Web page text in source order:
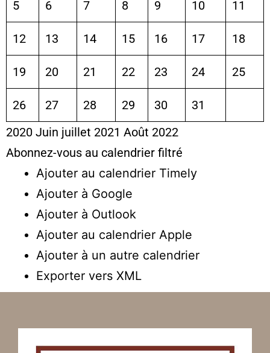
5 6 7 8 9 10 11
12 13 14 15 16 17 18
19 20 21 22 23 24 25
26 27 28 29 30
31
2020 Juin juillet 2021 Août 2022
Abonnez-vous au calendrier filtré
Ajouter au calendrier Timely
Ajouter à Google
Ajouter à Outlook
Ajouter au calendrier Apple
Ajouter à un autre calendrier
Exporter vers XML